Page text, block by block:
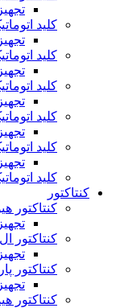
کلید
کلید
کلید
کلید
کلید
کلید
کنتاکتور
کنتاکتور
کنتاکتور
کنتاکتور
کنتاکتور